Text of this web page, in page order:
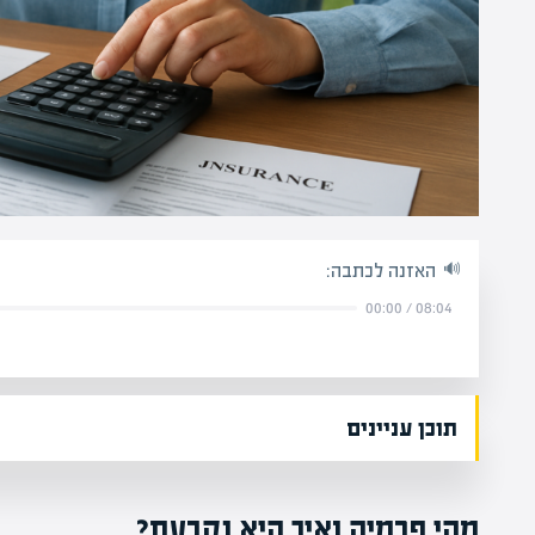
האזנה לכתבה:
08:04
/
00:00
תוכן עניינים